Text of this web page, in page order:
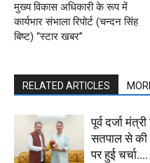
मुख्य विकास अधिकारी के रूप में
कार्यभार संभाला रिपोर्ट (चन्दन सिंह
बिष्ट) “स्टार खबर”
RELATED ARTICLES
पूर्व दर्जा
सतपाल से की
पर हुई